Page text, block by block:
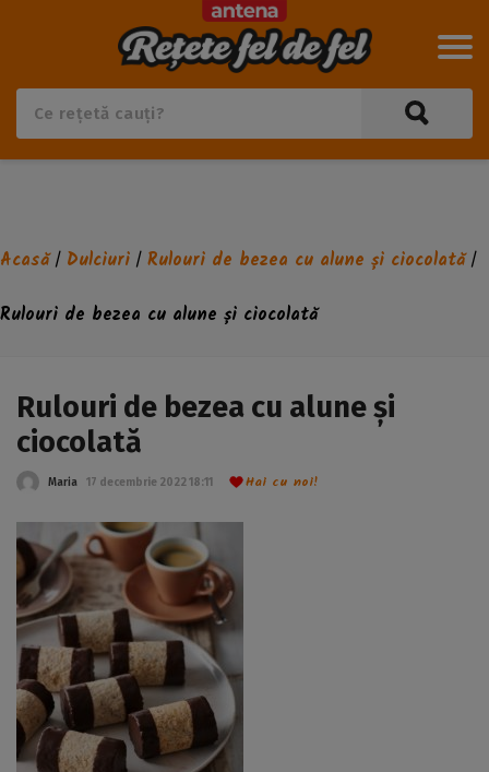
Acasă/ Dulciuri / Rulouri de bezea cu alune și ciocolată/
Rulouri de bezea cu alune și ciocolată
Rulouri de bezea cu alune și
ciocolată
Maria 17 decembrie 2022 18:11 Hai cu noi!